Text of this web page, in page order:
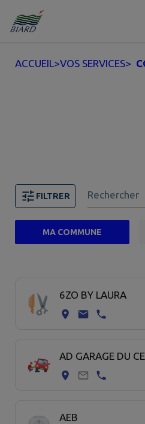
Contenu
ACCUEIL>VOS SERVICES>
FILTRER Rechercher
MA COMMUNE
6ZO BY LAURA
AD GARAGE DU
AEB